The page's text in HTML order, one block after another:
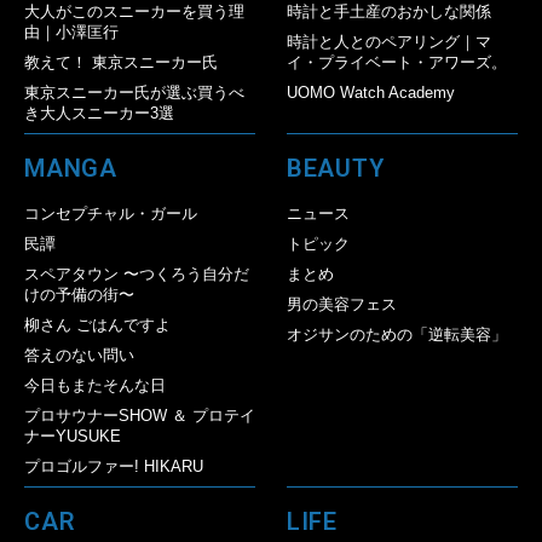
大人がこのスニーカーを買う理
由｜小澤匡行
教えて！ 東京スニーカー氏
東京スニーカー氏が選ぶ買うべ
き大人スニーカー3選
時計と手土産のおかしな関係
時計と人とのペアリング｜マ
イ・プライベート・アワーズ。
UOMO Watch Academy
MANGA
コンセプチャル・ガール
民譚
スペアタウン 〜つくろう自分だ
けの予備の街〜
柳さん ごはんですよ
答えのない問い
今日もまたそんな日
プロサウナーSHOW ＆ プロテイ
ナーYUSUKE
プロゴルファー! HIKARU
BEAUTY
ニュース
トピック
まとめ
男の美容フェス
オジサンのための「逆転美容」
CAR LIFE